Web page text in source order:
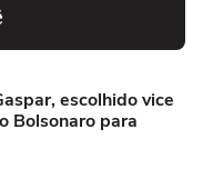
escolhido vice
Bolsonaro para